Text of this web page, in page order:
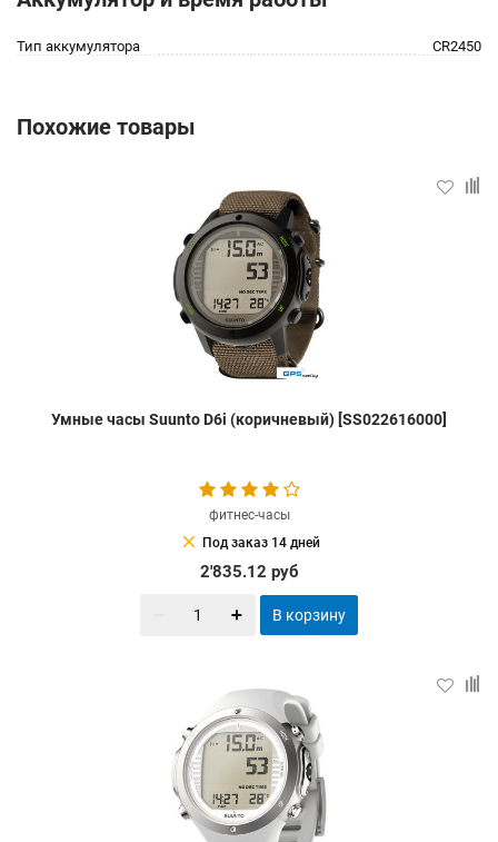
Тип аккумулятора CR2450
Похожие товары
Умные часы Suunto D6i (коричневый) [SS022616000]
фитнес-часы
clear Под заказ 14 дней
2'835.12 руб
В корзину